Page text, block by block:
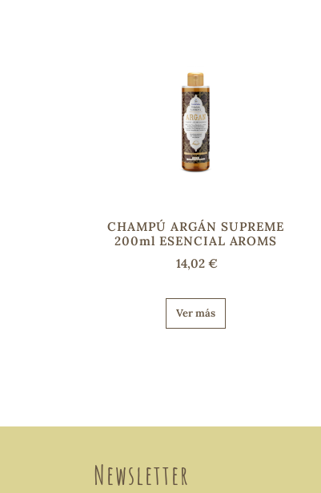
CHAMPÚ ARGÁN SUPREME
200ml ESENCIAL AROMS
14,02 €
Ver más
Newsletter